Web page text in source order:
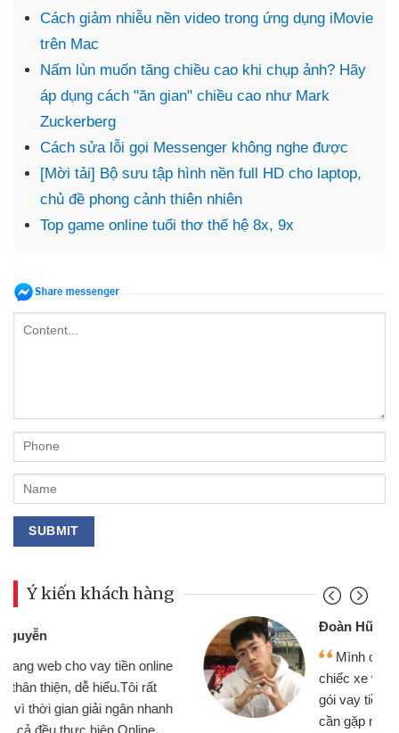
Cách giảm nhiễu nền video trong ứng dụng iMovie
trên Mac
Nấm lùn muốn tăng chiều cao khi chụp ảnh? Hãy
áp dụng cách "ăn gian" chiều cao như Mark
Zuckerberg
Cách sửa lỗi gọi Messenger không nghe được
[Mời tải] Bộ sưu tập hình nền full HD cho laptop,
chủ đề phong cảnh thiên nhiên
Top game online tuổi thơ thế hệ 8x, 9x
Ý kiến khách hàng
Đoàn Hữu Cảnh
Mình cần tiền gấp nên định cầm cố
chiếc xe wave nhưng thật may đã có
gói vay tiền bằng CMND online không
cần gặp mặt nên rất tiện lợi, sẽ giới